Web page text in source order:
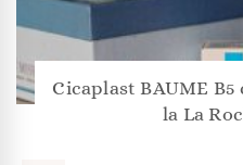
Cicaplast BAUME
la La